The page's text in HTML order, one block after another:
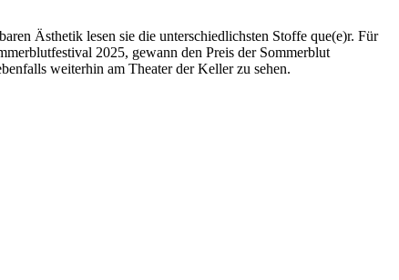
Ästhetik lesen sie die unterschiedlichsten Stoffe que(e)r. Für
2025, gewann den Preis der Sommerblut
weiterhin am Theater der Keller zu sehen.